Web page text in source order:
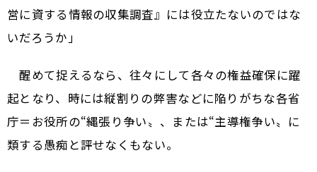
営に資する情報の収集調査』には役立たないのではな
いだろうか」
醒めて捉えるなら、往々にして各々の権益確保に躍
起となり、時には縦割りの弊害などに陥りがちな各省
庁＝お役所の“縄張り争い〟、または“主導権争い〟に
類する愚痴と評せなくもない。